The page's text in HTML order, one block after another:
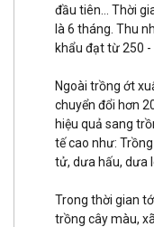
đầu tiên... Thời
là 6 tháng. Thu
khẩu đạt từ 250
Ngoài trồng ớt
chuyển đổi hơn
hiệu quả sang
tế cao như:
tử, dưa hấu, dưa
Trong thời gian
trồng cây màu,